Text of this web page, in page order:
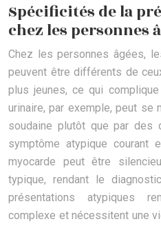
Spécificités de la
chez les personnes
Chez les personnes âgées,
peuvent être différents de
plus jeunes, ce qui
urinaire, par exemple, peut se
soudaine plutôt que par des
symptôme atypique courant
myocarde peut être
typique, rendant le
présentations atypiques
complexe et nécessitent une